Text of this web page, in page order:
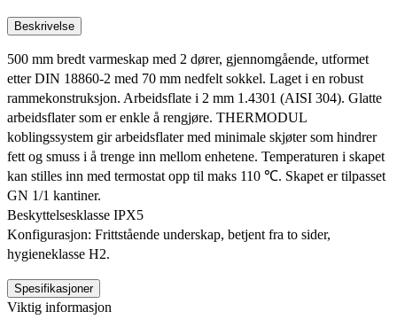
Beskrivelse
500 mm bredt varmeskap med 2 dører, gjennomgående, utformet
etter DIN 18860-2 med 70 mm nedfelt sokkel. Laget i en robust
rammekonstruksjon. Arbeidsflate i 2 mm 1.4301 (AISI 304). Glatte
arbeidsflater som er enkle å rengjøre. THERMODUL
koblingssystem gir arbeidsflater med minimale skjøter som hindrer
fett og smuss i å trenge inn mellom enhetene. Temperaturen i skapet
kan stilles inn med termostat opp til maks 110 ℃. Skapet er tilpasset
GN 1/1 kantiner.
Beskyttelsesklasse IPX5
Konfigurasjon: Frittstående underskap, betjent fra to sider,
hygieneklasse H2.
Spesifikasjoner
Viktig informasjon